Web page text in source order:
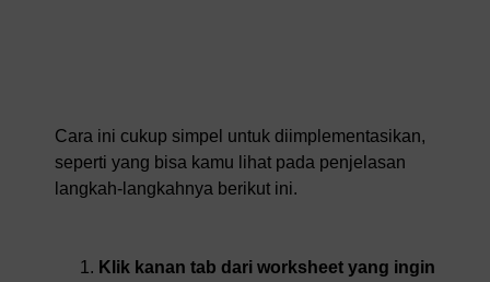
Cara ini cukup simpel untuk diimplementasikan,
seperti yang bisa kamu lihat pada penjelasan
langkah-langkahnya berikut ini.
Klik kanan tab dari worksheet yang ingin